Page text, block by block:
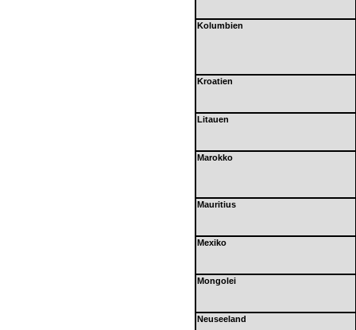
Kolumbien
Kroatien
Litauen
Marokko
Mauritius
Mexiko
Mongolei
Neuseeland